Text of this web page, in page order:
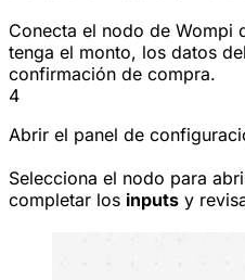
Conecta el nodo de Wompi
tenga el monto, los datos
confirmación de compra.
4
Abrir el panel de
Selecciona el nodo para
completar los inputs y